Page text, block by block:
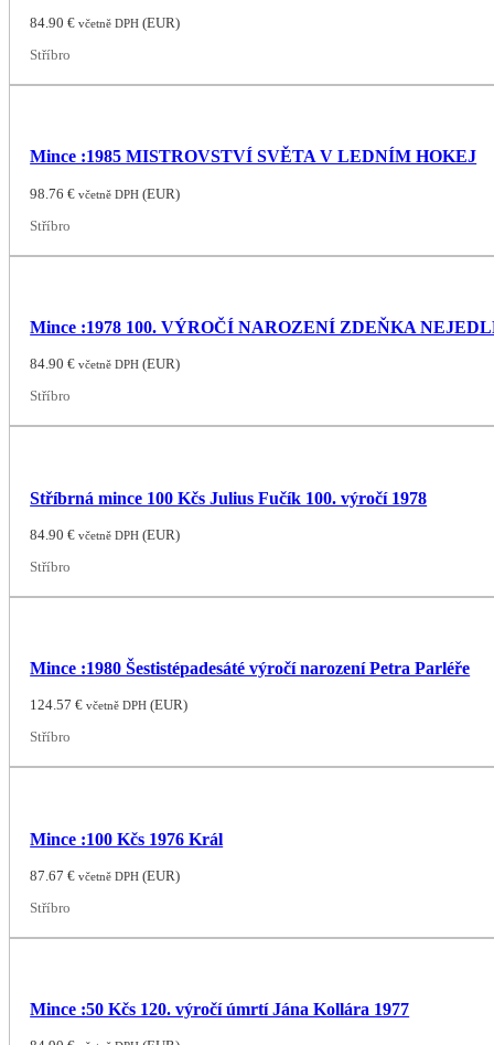
84.90€ včetně DPH (EUR)
Stříbro
Mince :1985 MISTROVSTVÍ SVĚTA V LEDNÍM HOKEJ
98.76€ včetně DPH (EUR)
Stříbro
Mince :1978 100. VÝROČÍ NAROZENÍ ZDEŇKA
84.90€ včetně DPH (EUR)
Stříbro
Stříbrná mince 100 Kčs Julius Fučík 100. výročí 1978
84.90€ včetně DPH (EUR)
Stříbro
Mince :1980 Šestistépadesáté výročí narození Petra Parléře
124.57€ včetně DPH (EUR)
Stříbro
Mince :100 Kčs 1976 Král
87.67€ včetně DPH (EUR)
Stříbro
Mince :50 Kčs 120. výročí úmrtí Jána Kollára 1977